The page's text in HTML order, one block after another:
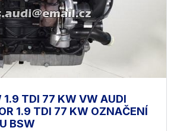
1.9 TDI 77 KW VW AUDI
1.9 TDI 77 KW OZNAČENÍ
BSW